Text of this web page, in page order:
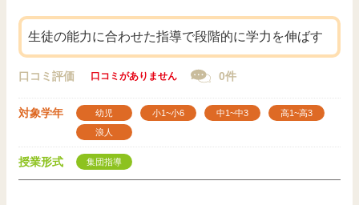
生徒の能力に合わせた指導で段階的に学力を伸ばす
口コミ評価 口コミがありません 0件
対象学年 幼児 小1~小6 中1~中3
高1~高3
浪人
授業形式 集団指導